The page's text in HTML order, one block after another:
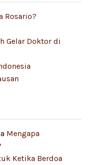
Rosario?
Gelar Doktor di
Mengapa
Ketika Berdoa